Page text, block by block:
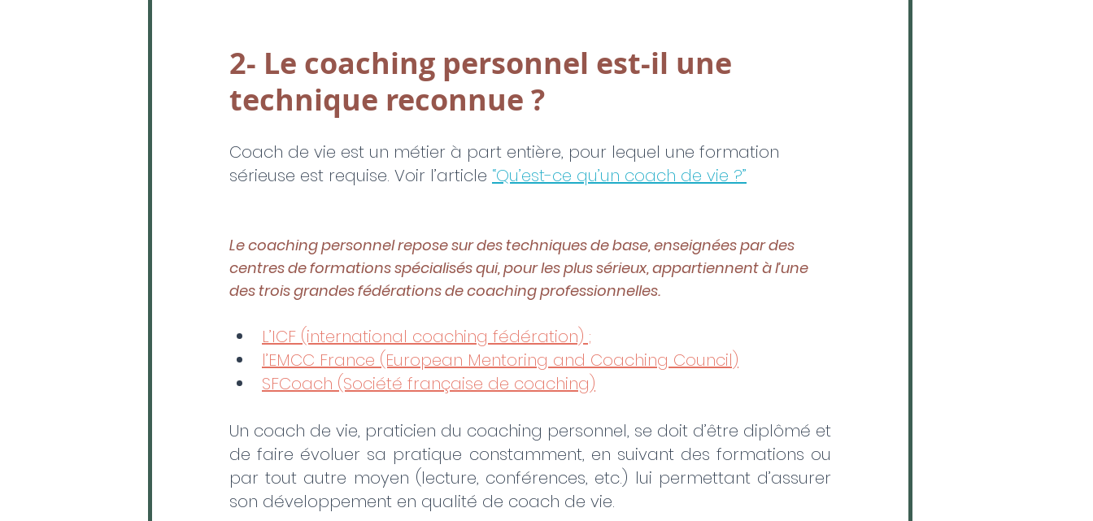
2- Le coaching personnel est-il une
technique reconnue ?
Coach de vie est un métier à part entière, pour lequel une formation
sérieuse est requise. Voir l’article “Qu’est-ce qu’un coach de vie ?”
Le coaching personnel repose sur des techniques de base, enseignées par des
centres de formations spécialisés qui, pour les plus sérieux, appartiennent à l’une
des trois grandes fédérations de coaching professionnelles.
L’ICF (international coaching fédération) ;
l’EMCC France (European Mentoring and Coaching Council)
SFCoach (Société française de coaching)
Un coach de vie, praticien du coaching personnel, se doit d’être diplômé et
de faire évoluer sa pratique constamment, en suivant des formations ou
par tout autre moyen (lecture, conférences, etc.) lui permettant d’assurer
son développement en qualité de coach de vie.